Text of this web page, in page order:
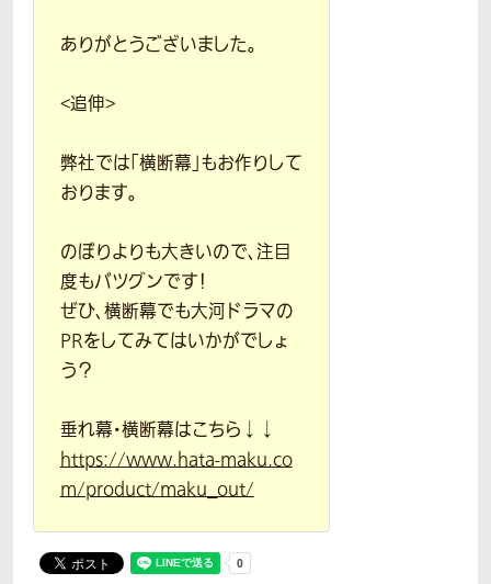
ありがとうございました。
<追伸>
弊社では「横断幕」もお作りして
おります。
のぼりよりも大きいので、注目
度もバツグンです！
ぜひ、横断幕でも大河ドラマの
PRをしてみてはいかがでしょ
う？
垂れ幕・横断幕はこちら↓↓
https://www.hata-maku.co
m/product/maku_out/